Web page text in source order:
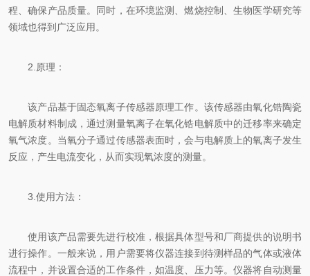
程、确保产品质量。同时，在环境监测、燃烧控制、生物医学研究等
领域也得到广泛应用。
2.原理：
该产品基于固态氧离子传感器原理工作。该传感器由氧化锆陶瓷
电解质材料制成，通过测量氧离子在氧化锆电解质中的迁移率来确定
氧气浓度。当氧分子通过传感器表面时，会与电解质上的氧离子发生
反应，产生电流变化，从而实现氧浓度的测量。
3.使用方法：
使用该产品需要先进行校准，根据具体型号和厂商提供的说明书
进行操作。一般来说，用户需要将仪器连接到待测样品的气体或液体
流程中，并设置合适的工作条件，如温度、压力等。仪器将自动测量